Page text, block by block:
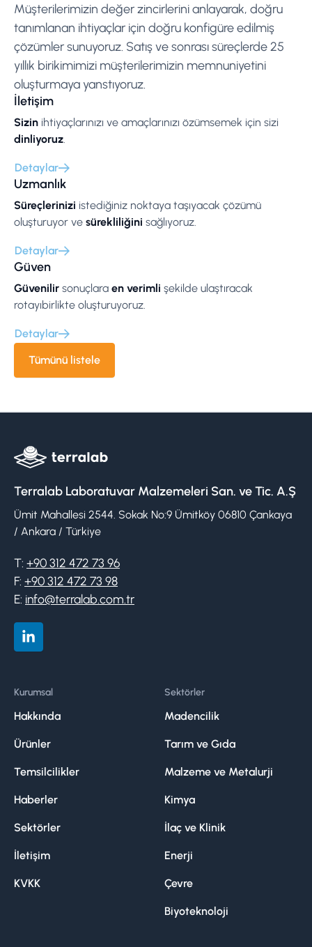
Müşterilerimizin değer zincirlerini anlayarak, doğru
tanımlanan ihtiyaçlar için doğru konfigüre edilmiş
çözümler sunuyoruz. Satış ve sonrası süreçlerde 25
yıllık birikimimizi müşterilerimizin memnuniyetini
oluşturmaya yanstıyoruz.
İletişim
Sizin ihtiyaçlarınızı ve amaçlarınızı özümsemek için sizi
dinliyoruz
Detaylar
Uzmanlık
Süreçlerinizi istediğiniz noktaya taşıyacak çözümü
oluşturuyor ve sürekliliğini sağlıyoruz.
Detaylar
Güven
Güvenilir sonuçlara en verimli şekilde ulaştıracak
rotayıbirlikte oluşturuyoruz.
Detaylar
Tümünü listele
Terralab Laboratuvar Malzemeleri San. ve Tic. A.Ş
Ümit Mahallesi 2544. Sokak No:9 Ümitköy 06810 Çankaya
/ Ankara / Türkiye
T: +90 312 472 73 96
F: +90 312 472 73 98
E: info@terralab.com.tr
Kurumsal
Hakkında
Ürünler
Temsilcilikler
Haberler
Sektörler
İletişim
KVKK
Sektörler
Madencilik
Tarım ve Gıda
Malzeme ve Metalurji
Kimya
İlaç ve Klinik
Enerji
Çevre
Biyoteknoloji